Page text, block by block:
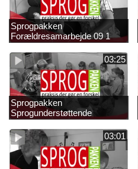
Sprogpakken
Forældresamarbejde 09 1
03:25
Sprogpakken
Sprogunderstøttende
strategier 01 4
03:01